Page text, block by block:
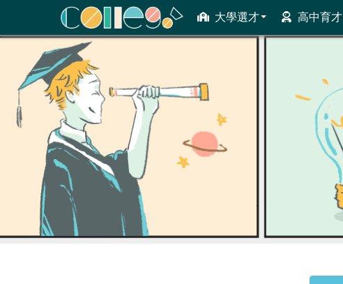
大學選才 高中育才
ColleGo! 大學選才與高中育才輔助系統